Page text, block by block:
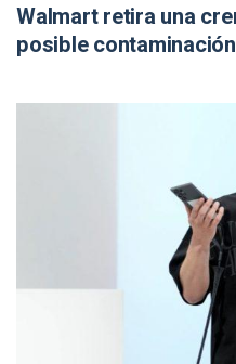
Walmart retira una
posible